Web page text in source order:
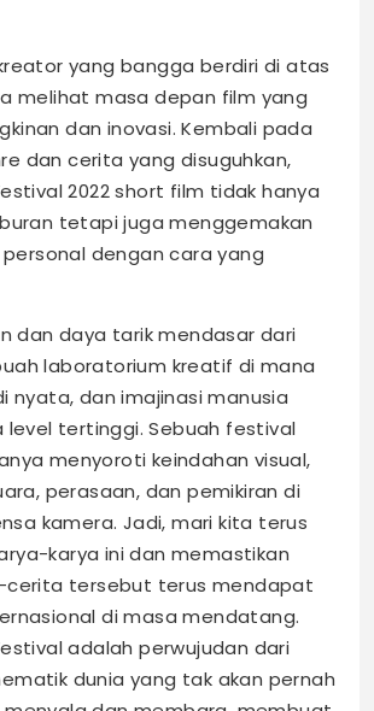
yang bangga berdiri di atas
melihat masa depan film yang
dan inovasi. Kembali pada
dan cerita yang disuguhkan,
2022 short film tidak hanya
tetapi juga menggemakan
dengan cara yang
dan daya tarik mendasar dari
laboratorium kreatif di mana
nyata, dan imajinasi manusia
level tertinggi. Sebuah festival
menyoroti keindahan visual,
perasaan, dan pemikiran di
kamera. Jadi, mari kita terus
karya ini dan memastikan
tersebut terus mendapat
di masa mendatang.
adalah perwujudan dari
dunia yang tak akan pernah